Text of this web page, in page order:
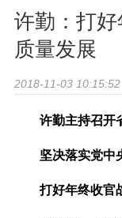
许勤：打
质量发展
2018-11-03 10:15:52
许勤主持召开
坚决落实党中
打好年终收官